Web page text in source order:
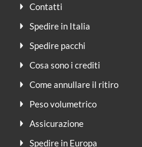
Contatti
Spedire in Italia
Spedire pacchi
Cosa sono i crediti
Come annullare il ritiro
Peso volumetrico
Assicurazione
Spedire in Europa